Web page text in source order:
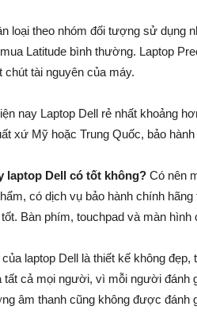
loại theo nhóm đối tượng sử dụng
Latitude bình thường. Laptop
chút tài nguyên của máy.
nay Laptop Dell rẻ nhất khoảng
xứ Mỹ hoặc Trung Quốc, bảo
laptop Dell có tốt không? Có nên
có dịch vụ bảo hành chính
Bàn phím, touchpad và màn
laptop Dell là thiết kế không
tất cả mọi người, vì mỗi người đánh
âm thanh cũng không được đánh